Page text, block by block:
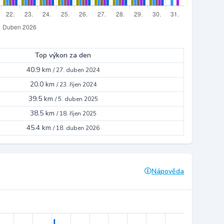
Top výkon za den
40.9 km /27. duben 2024
20.0 km /23. říjen 2024
39.5 km /5. duben 2025
38.5 km /18. říjen 2025
45.4 km /18. duben 2026
Nápověda